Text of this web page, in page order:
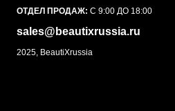
ОТДЕЛ ПРОДАЖ: С 9:00 ДО 18:00
sales@beautixrussia.ru
2025, BeautiXrussia